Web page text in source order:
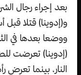
بعد إجراء رجال
و(إدوينا) قتلا
ووضعا بعدها في
(إدوينا) تعرضت
النار، بينما